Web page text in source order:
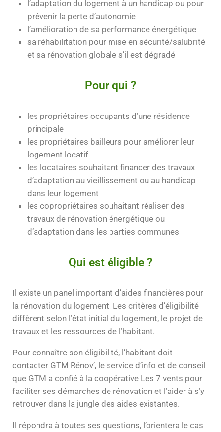
l’adaptation du logement à un handicap ou pour
prévenir la perte d’autonomie
l’amélioration de sa performance énergétique
sa réhabilitation pour mise en sécurité/salubrité
et sa rénovation globale s’il est dégradé
Pour qui ?
les propriétaires occupants d’une résidence
principale
les propriétaires bailleurs pour améliorer leur
logement locatif
les locataires souhaitant financer des travaux
d’adaptation au vieillissement ou au handicap
dans leur logement
les copropriétaires souhaitant réaliser des
travaux de rénovation énergétique ou
d’adaptation dans les parties communes
Qui est éligible ?
Il existe un panel important d’aides financières pour
la rénovation du logement. Les critères d’éligibilité
diffèrent selon l’état initial du logement, le projet de
travaux et les ressources de l’habitant.
Pour connaître son éligibilité, l’habitant doit
contacter GTM Rénov’, le service d’info et de conseil
que GTM a confié à la coopérative Les 7 vents pour
faciliter ses démarches de rénovation et l’aider à s’y
retrouver dans la jungle des aides existantes.
Il répondra à toutes ses questions, l’orientera le cas